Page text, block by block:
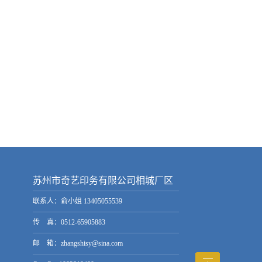
苏州市奇艺印务有限公司相城厂区
联系人：俞小姐 13405055539
传 真：0512-65905883
邮 箱：zhangshisy@sina.com